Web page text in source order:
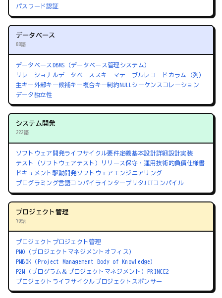
パスワード認証
データベース
88語
データベース DBMS（データベース管理システム）
リレーショナルデータベース スキーマテーブルレコード カラム（列）
主キー外部キー候補キー複合キー制約NULL シーケンス コレーション
データ独立性
システム開発
222語
ソフトウェア開発ライフサイクル要件定義基本設計詳細設計実装
テスト（ソフトウェアテスト）
リリース保守・運用 技術的負債仕様書
ドキュメント駆動開発ソフトウェアエンジニアリング
プログラミング言語コンパイラインタープリタ JITコンパイル
プロジェクト管理
70語
プロジェクト プロジェクト管理
PMO（プロジェクトマネジメントオフィス）
PMBOK（Project Management Body of Knowledge）
P2M（プログラム＆プロジェクトマネジメント） PRINCE2
プロジェクトライフサイクルプロジェクトスポンサー